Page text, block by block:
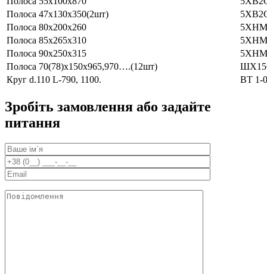
Полоса 47х130х350(2шт)
Полоса 80х200х260
5ХНМ
Полоса 85х265х310
5ХНМ
Полоса 90х250х315
5ХНМ
Полоса 70(78)х150х965,970….(12шт)
Круг d.110 L-790, 1100.
ВТ 1-0
Зробіть замовлення або задайте
питання